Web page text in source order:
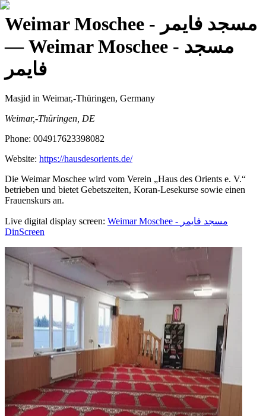
Weimar Moschee - مسجد فايمر
— Weimar Moschee - مسجد
فايمر
Masjid in Weimar,-Thüringen, Germany
Weimar,-Thüringen, DE
Phone: 004917623398082
Website: https://hausdesorients.de/
Die Weimar Moschee wird vom Verein „Haus des Orients e. V.“
betrieben und bietet Gebetszeiten, Koran-Lesekurse sowie einen
Frauenskurs an.
Live digital display screen:
Weimar Moschee - مسجد فايمر
DinScreen